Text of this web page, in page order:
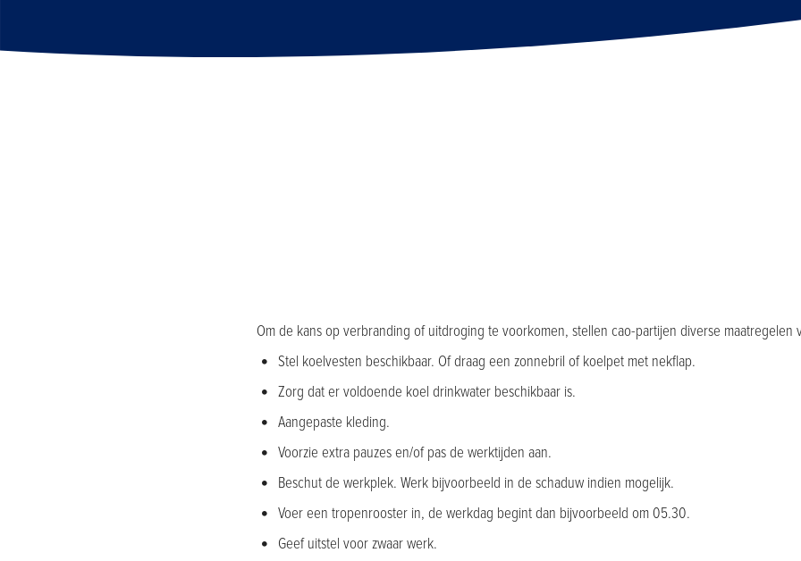
Om de kans op verbranding of uitdroging te voorkomen, stellen cao-partijen diverse maatregelen
Stel koelvesten beschikbaar. Of draag een zonnebril of koelpet met nekflap.
Zorg dat er voldoende koel drinkwater beschikbaar is.
Aangepaste kleding.
Voorzie extra pauzes en/of pas de werktijden aan.
Beschut de werkplek. Werk bijvoorbeeld in de schaduw indien mogelijk.
Voer een tropenrooster in, de werkdag begint dan bijvoorbeeld om 05.30.
Geef uitstel voor zwaar werk.